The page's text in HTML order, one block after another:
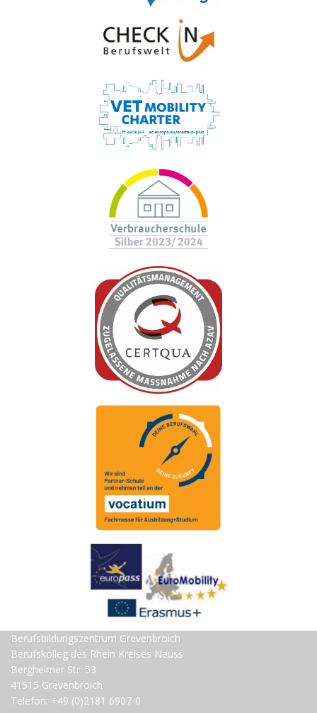
Berufsbildungszentrum Grevenbroich
Berufskolleg des Rhein Kreises Neuss
Bergheimer Str. 53
41515 Grevenbroich
Telefon: +49 (0)2181 6907-0